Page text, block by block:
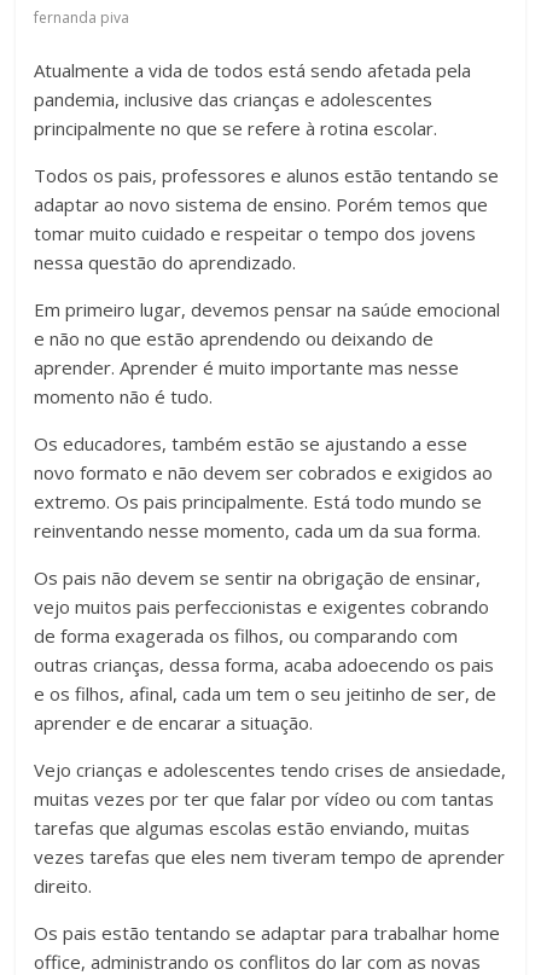
fernanda piva
Atualmente a vida de todos está sendo afetada pela
pandemia, inclusive das crianças e adolescentes
principalmente no que se refere à rotina escolar.
Todos os pais, professores e alunos estão tentando se
adaptar ao novo sistema de ensino. Porém temos que
tomar muito cuidado e respeitar o tempo dos jovens
nessa questão do aprendizado.
Em primeiro lugar, devemos pensar na saúde emocional
e não no que estão aprendendo ou deixando de
aprender. Aprender é muito importante mas nesse
momento não é tudo.
Os educadores, também estão se ajustando a esse
novo formato e não devem ser cobrados e exigidos ao
extremo. Os pais principalmente. Está todo mundo se
reinventando nesse momento, cada um da sua forma.
Os pais não devem se sentir na obrigação de ensinar,
vejo muitos pais perfeccionistas e exigentes cobrando
de forma exagerada os filhos, ou comparando com
outras crianças, dessa forma, acaba adoecendo os pais
e os filhos, afinal, cada um tem o seu jeitinho de ser, de
aprender e de encarar a situação.
Vejo crianças e adolescentes tendo crises de ansiedade,
muitas vezes por ter que falar por vídeo ou com tantas
tarefas que algumas escolas estão enviando, muitas
vezes tarefas que eles nem tiveram tempo de aprender
direito.
Os pais estão tentando se adaptar para trabalhar home
office, administrando os conflitos do lar com as novas